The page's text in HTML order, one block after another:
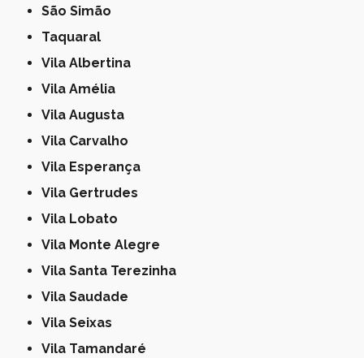
São Simão
Taquaral
Vila Albertina
Vila Amélia
Vila Augusta
Vila Carvalho
Vila Esperança
Vila Gertrudes
Vila Lobato
Vila Monte Alegre
Vila Santa Terezinha
Vila Saudade
Vila Seixas
Vila Tamandaré